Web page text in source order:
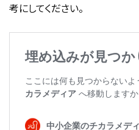
考にしてください。